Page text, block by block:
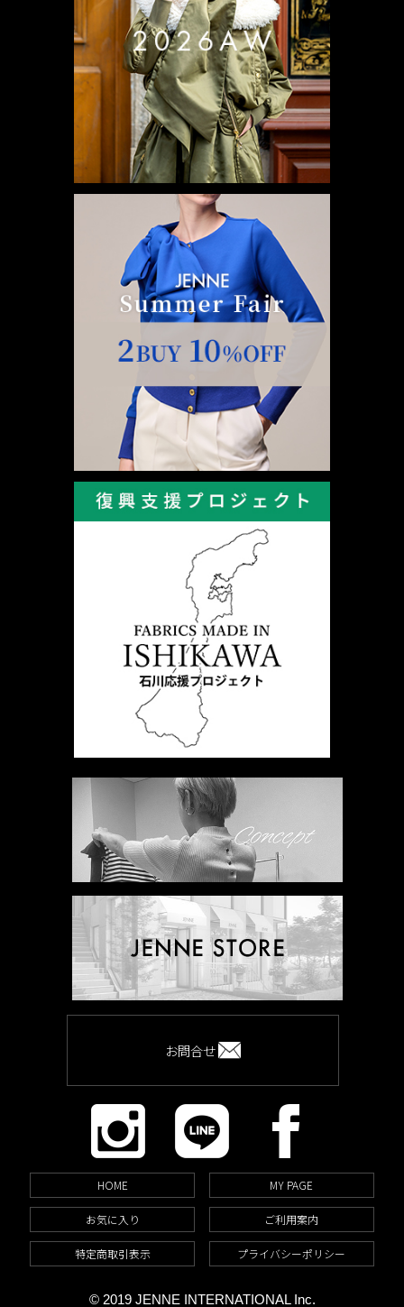
お問合せ
HOME MY PAGE
お気に入り ご利用案内
特定商取引表示 プライバシーポリシー
© 2019 JENNE INTERNATIONAL Inc.